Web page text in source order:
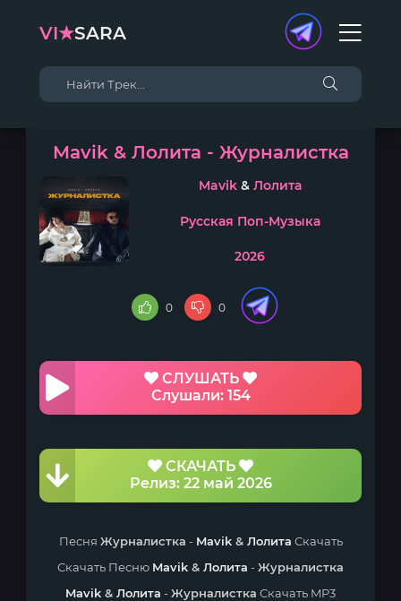
VI★SARA
Mavik & Лолита - Журналистка
Mavik& Лолита
Русская Поп-Музыка
2026
0 0
СЛУШАТЬ
Слушали: 154
СКАЧАТЬ
Релиз: 22 май 2026
Песня Журналистка - Mavik& Лолита Скачать
Скачать Песню Mavik & Лолита -Журналистка
Mavik & Лолита -Журналистка Скачать MP3